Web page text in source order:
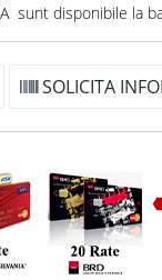
sunt disponibile la
SOLICITA